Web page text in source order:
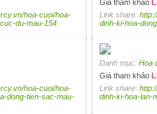
hoa-cuoi/hoa-
du-mau-154
Giá tham khảo
Link share:
dinh-ki-hoa-
hoa-cuoi/hoa-
dong-tien-sac-mau-
Danh mục: Hoa
Giá tham khảo
Link share:
dinh-ki-hoa-lan-